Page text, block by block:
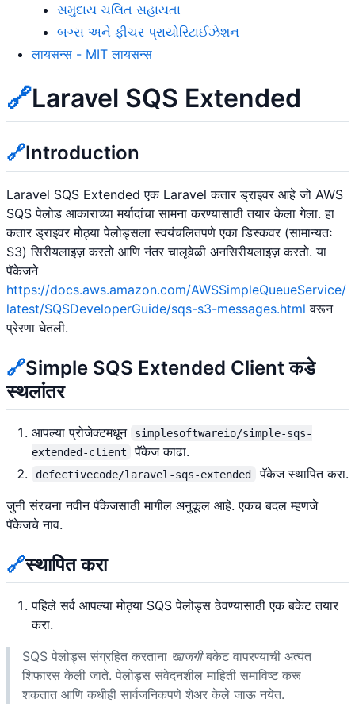
સમુદાય ચલિત સહાયતા
બગ્સ અને ફીચર પ્રાયોરિટાઈઝેશન
लायसन्स - MIT लायसन्स
🔗Laravel SQS Extended
🔗Introduction
Laravel SQS Extended एक Laravel कतार ड्राइवर आहे जो AWS
SQS पेलोड आकाराच्या मर्यादांचा सामना करण्यासाठी तयार केला गेला. हा
कतार ड्राइवर मोठ्या पेलोड्सला स्वयंचलितपणे एका डिस्कवर (सामान्यतः
S3) सिरीयलाइज़ करतो आणि नंतर चालूवेळी अनसिरीयलाइज़ करतो. या
पॅकेजने
https://docs.aws.amazon.com/AWSSimpleQueueService/
latest/SQSDeveloperGuide/sqs-s3-messages.html वरून
प्रेरणा घेतली.
🔗Simple SQS Extended Client कडे
स्थलांतर
आपल्या प्रोजेक्टमधून
simplesoftwareio/simple-sqs-
extended-client
पॅकेज काढा.
defectivecode/laravel-sqs-extended
पॅकेज स्थापित करा.
जुनी संरचना नवीन पॅकेजसाठी मागील अनुकूल आहे. एकच बदल म्हणजे
पॅकेजचे नाव.
🔗स्थापित करा
पहिले सर्व आपल्या मोठ्या SQS पेलोड्स ठेवण्यासाठी एक बकेट तयार
करा.
SQS पेलोड्स संग्रहित करताना खाजगीबकेट वापरण्याची अत्यंत
शिफारस केली जाते. पेलोड्स संवेदनशील माहिती समाविष्ट करू
शकतात आणि कधीही सार्वजनिकपणे शेअर केले जाऊ नयेत.